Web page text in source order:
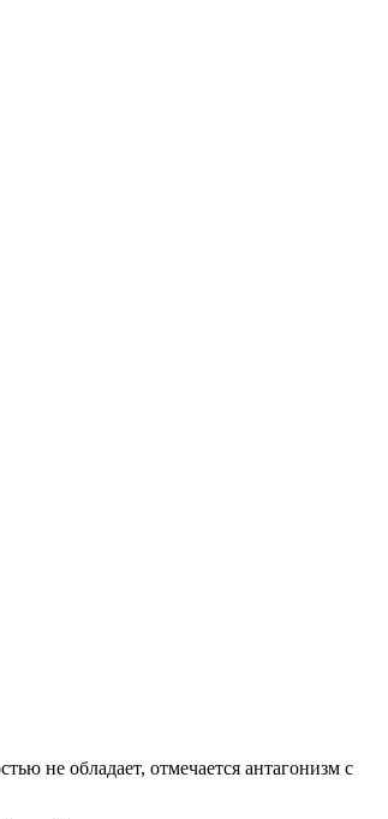
не обладает, отмечается антагонизм с